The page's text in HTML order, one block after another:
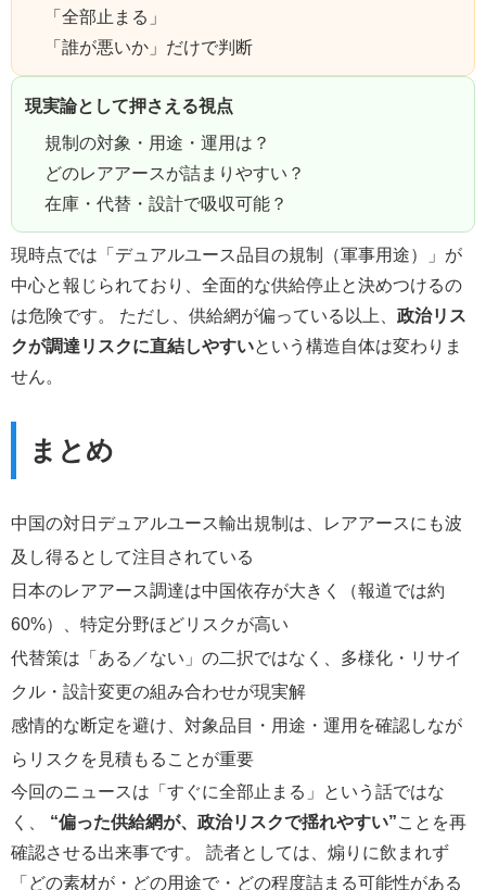
「全部止まる」
「誰が悪いか」だけで判断
現実論として押さえる視点
規制の対象・用途・運用は？
どのレアアースが詰まりやすい？
在庫・代替・設計で吸収可能？
現時点では「デュアルユース品目の規制（軍事用途）」が
中心と報じられており、全面的な供給停止と決めつけるの
は危険です。 ただし、供給網が偏っている以上、 政治リス
クが調達リスクに直結しやすいという構造自体は変わりま
せん。
まとめ
中国の対日デュアルユース輸出規制は、レアアースにも波
及し得るとして注目されている
日本のレアアース調達は中国依存が大きく（報道では約
60%）、特定分野ほどリスクが高い
代替策は「ある／ない」の二択ではなく、多様化・リサイ
クル・設計変更の組み合わせが現実解
感情的な断定を避け、対象品目・用途・運用を確認しなが
らリスクを見積もることが重要
今回のニュースは「すぐに全部止まる」という話ではな
く、 “偏った供給網が、政治リスクで揺れやすい” ことを再
確認させる出来事です。 読者としては、煽りに飲まれず
「どの素材が・どの用途で・どの程度詰まる可能性がある